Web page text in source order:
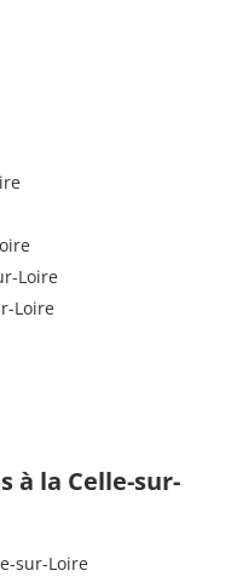
Loire
Loire
à la Celle-sur-
sur-Loire